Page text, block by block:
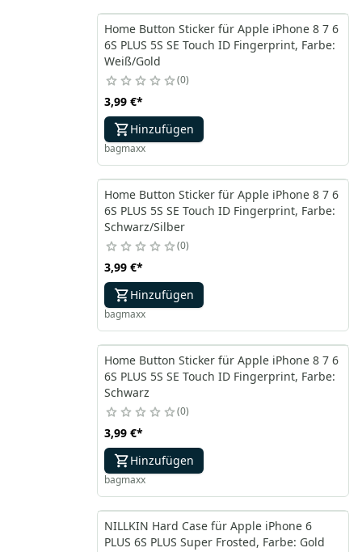
Home Button Sticker für Apple iPhone 8 7 6
6S PLUS 5S SE Touch ID Fingerprint, Farbe:
Weiß/Gold
0
3,99 €*
Hinzufügen
bagmaxx
Home Button Sticker für Apple iPhone 8 7 6
6S PLUS 5S SE Touch ID Fingerprint, Farbe:
Schwarz/Silber
0
3,99 €*
Hinzufügen
bagmaxx
Home Button Sticker für Apple iPhone 8 7 6
6S PLUS 5S SE Touch ID Fingerprint, Farbe:
Schwarz
0
3,99 €*
Hinzufügen
bagmaxx
NILLKIN Hard Case für Apple iPhone 6
PLUS 6S PLUS Super Frosted, Farbe: Gold